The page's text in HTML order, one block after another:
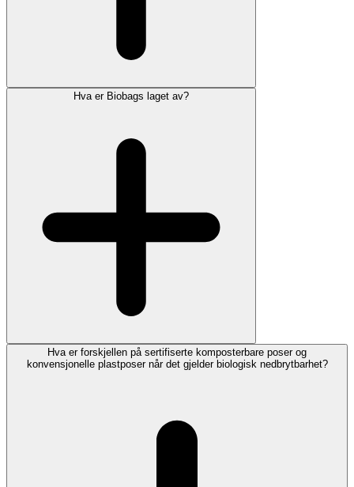
Hva er Biobags laget av?
Hva er forskjellen på sertifiserte komposterbare poser og
konvensjonelle plastposer når det gjelder biologisk nedbrytbarhet?